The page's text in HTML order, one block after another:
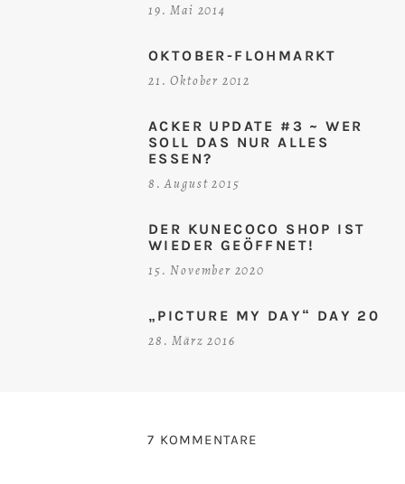
19. Mai 2014
OKTOBER-FLOHMARKT
21. Oktober 2012
ACKER UPDATE #3 ~ WER
SOLL DAS NUR ALLES
ESSEN?
8. August 2015
DER KUNECOCO SHOP IST
WIEDER GEÖFFNET!
15. November 2020
„PICTURE MY DAY“ DAY 20
28. März 2016
7 KOMMENTARE